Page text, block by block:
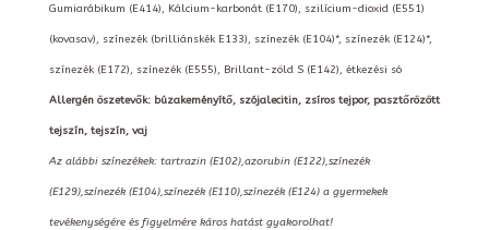
Gumiarábikum (E414), Kálcium-karbonát (E170), szilícium-dioxid (E551)
(kovasav), színezék (brilliánskék E133), színezék (E104)*, színezék (E124)*,
színezék (E172), színezék (E555), Brillant-zöld S (E142), étkezési só
Allergén öszetevők: búzakeményítő, szójalecitin, zsíros tejpor, pasztőrözött
tejszín, tejszín, vaj
Az alábbi színezékek: tartrazin (E102),azorubin (E122),színezék
(E129),színezék (E104),színezék (E110),színezék (E124) a gyermekek
tevékenységére és figyelmére káros hatást gyakorolhat!